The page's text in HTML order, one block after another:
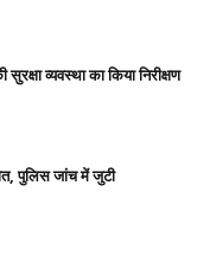
व्यवस्था का किया निरीक्षण
पुलिस जांच में जुटी